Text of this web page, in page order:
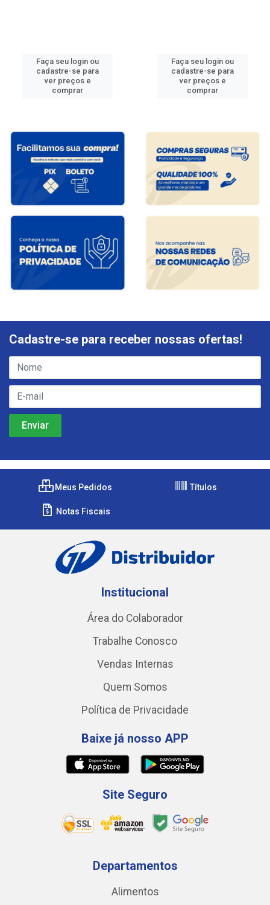
Faça seu login ou
cadastre-se para
ver preços e
comprar
Faça seu login ou
cadastre-se para
ver preços e
comprar
Cadastre-se para receber nossas ofertas!
Meus Pedidos Títulos
Notas Fiscais
Institucional
Área do Colaborador
Trabalhe Conosco
Vendas Internas
Quem Somos
Política de Privacidade
Baixe já nosso APP
Site Seguro
Departamentos
Alimentos